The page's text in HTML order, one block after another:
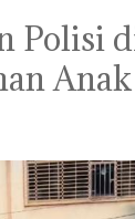
Polisi